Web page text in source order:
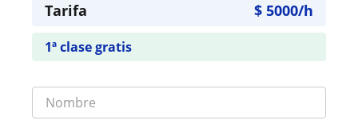
Tarifa $ 5000/h
1ª clase gratis